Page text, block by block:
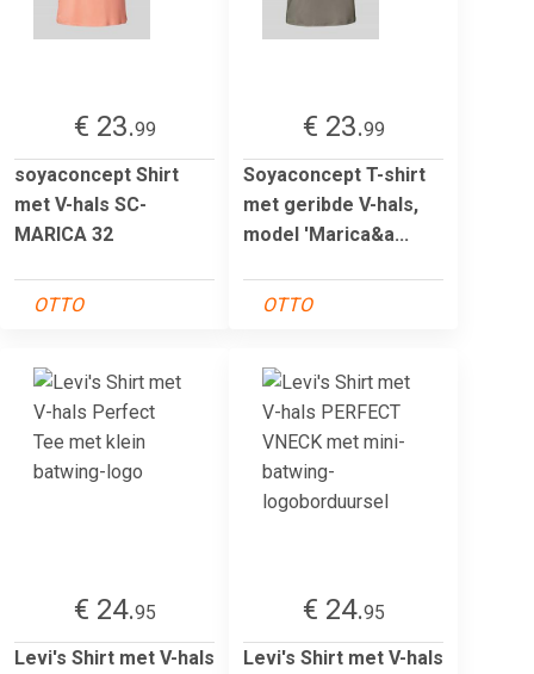
€ 23.99
soyaconcept Shirt
met V-hals SC-
MARICA 32
OTTO
€ 23.99
Soyaconcept T-shirt
met geribde V-hals,
model 'Marica&a...
OTTO
€ 24.95
Levi's Shirt met V-hals
€ 24.95
Levi's Shirt met V-hals